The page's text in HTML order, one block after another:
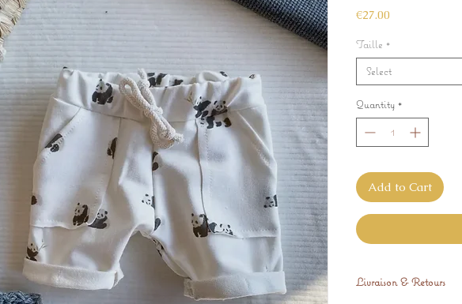
€27.00
Taille *
Select
Quantity *
Add to Cart
Livraison & Retours